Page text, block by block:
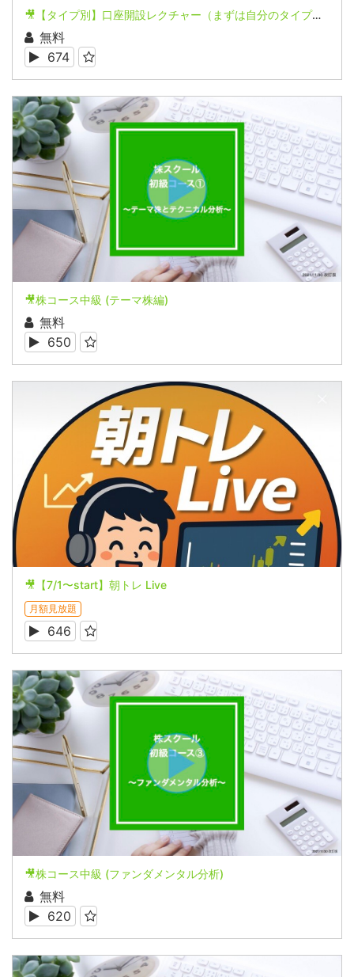
🎥【タイプ別】口座開設レクチャー（まずは自分のタイプを知る！！）
無料
674
🎥株コース中級 (テーマ株編)
無料
650
🎥【7/1〜start】朝トレ Live
月額見放題
646
🎥株コース中級 (ファンダメンタル分析)
無料
620